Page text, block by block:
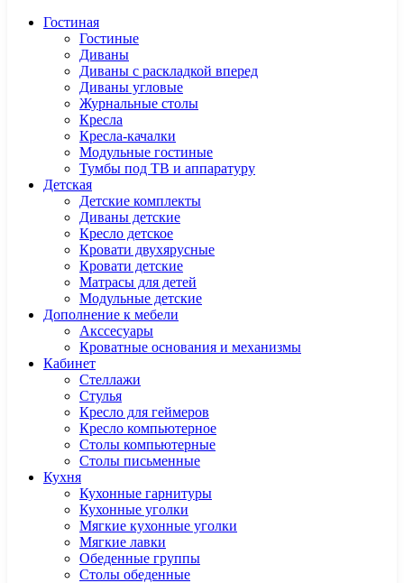
Гостиная
Гостиные
Диваны
Диваны с раскладкой вперед
Диваны угловые
Журнальные столы
Кресла
Кресла-качалки
Модульные гостиные
Тумбы под ТВ и аппаратуру
Детская
Детские комплекты
Диваны детские
Кресло детское
Кровати двухярусные
Кровати детские
Матрасы для детей
Модульные детские
Дополнение к мебели
Акссесуары
Кроватные основания и механизмы
Кабинет
Cтеллажи
Cтулья
Кресло для геймеров
Кресло компьютерное
Столы компьютерные
Столы письменные
Кухня
Кухонные гарнитуры
Кухонные уголки
Мягкие кухонные уголки
Мягкие лавки
Обеденные группы
Столы обеденные